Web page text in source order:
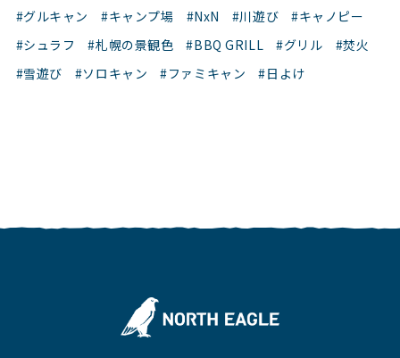
#グルキャン
#キャンプ場 #NxN #川遊び
#キャノピー
#シュラフ
#札幌の景観色 #BBQ GRILL #グリル
#焚火
#雪遊び
#ソロキャン #ファミキャン #日よけ